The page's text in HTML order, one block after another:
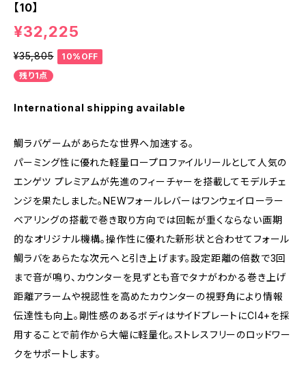
【10】
¥32,225
¥35,805
10%OFF
残り1点
International shipping available
鯛ラバゲームがあらたな世界へ加速する。
パーミング性に優れた軽量ロープロファイルリールとして人気の
エンゲツ プレミアムが先進のフィーチャーを搭載してモデルチェ
ンジを果たしました。NEWフォールレバーはワンウェイローラー
ベアリングの搭載で巻き取り方向では回転が重くならない画期
的なオリジナル機構。操作性に優れた新形状と合わせてフォール
鯛ラバをあらたな次元へと引き上げます。設定距離の倍数で3回
まで音が鳴り、カウンターを見ずとも音でタナがわかる巻き上げ
距離アラームや視認性を高めたカウンターの視野角により情報
伝達性も向上。剛性感のあるボディはサイドプレートにCI4+を採
用することで前作から大幅に軽量化。ストレスフリーのロッドワー
クをサポートします。